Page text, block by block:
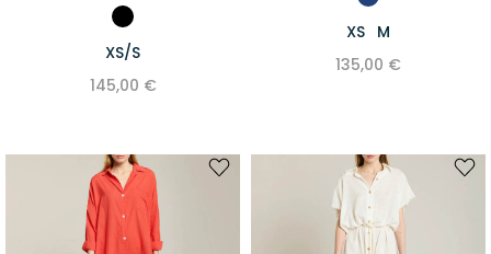
XS/S
145,00 €
XS M
135,00 €